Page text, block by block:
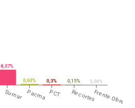
Sumar Pacma PCT RecortesFrente Obrero
8,07%
0,63% 0,3% 0,15% 0,04%